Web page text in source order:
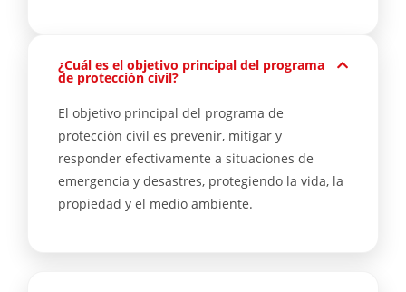
¿Cuál es el objetivo principal del programa
de protección civil?
El objetivo principal del programa de
protección civil es prevenir, mitigar y
responder efectivamente a situaciones de
emergencia y desastres, protegiendo la vida, la
propiedad y el medio ambiente.